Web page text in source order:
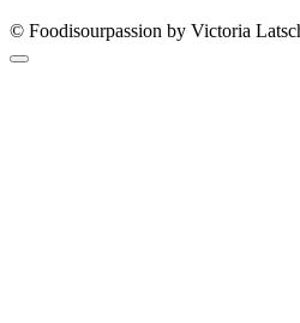
© Foodisourpassion by Victoria